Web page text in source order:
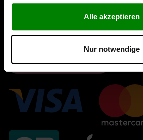
Alle akzeptieren
Nur notwendige